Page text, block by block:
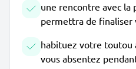
une rencontre avec la
permettra de finaliser
habituez votre toutou
vous absentez